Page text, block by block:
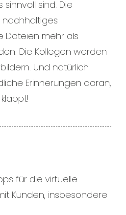
sind. Die
nachhaltiges
Dateien mehr als
Die Kollegen werden
Und natürlich
Erinnerungen daran,
für die virtuelle
Kunden, insbesondere